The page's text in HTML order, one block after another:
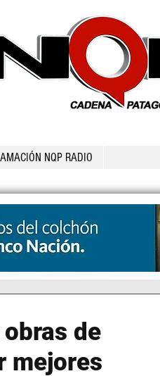
NQP RADIO
de
mejores